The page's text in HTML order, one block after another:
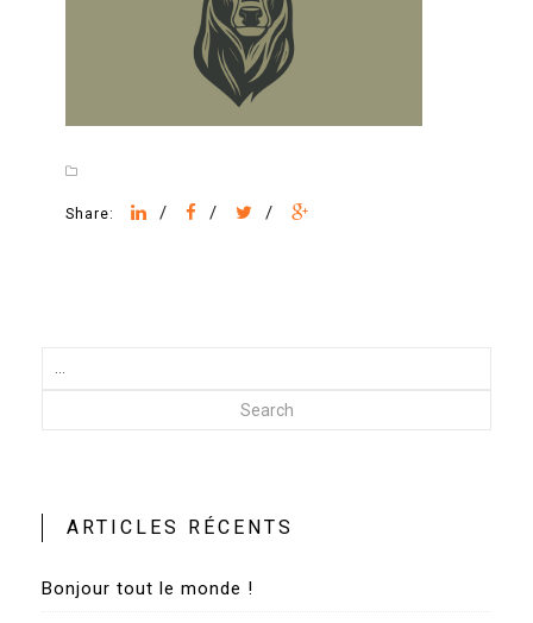
Share: / / /
Search
ARTICLES RÉCENTS
Bonjour tout le monde !